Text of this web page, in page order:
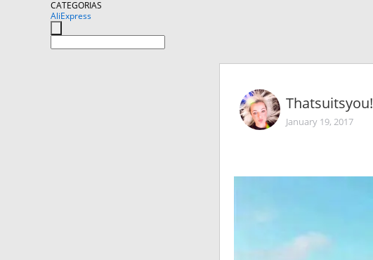
CATEGORIAS
AliExpress
Thatsuitsyou!
January 19, 2017